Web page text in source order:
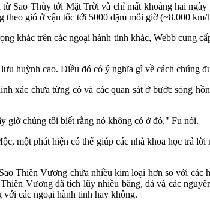
Sao Thủy tới Mặt Trời và chỉ mất khoảng hai
gió ở vận tốc tới 5000 dặm mỗi giờ (~8.000 km/
khác trên các ngoại hành tinh khác, Webb cung
huỳnh cao. Điều đó có ý nghĩa gì về cách chúng
xác chưa từng có và các quan sát ở bước sóng
giờ chúng tôi biết rằng nó không có ở đó," Fu nói.
một phát hiện có thể giúp các nhà khoa học trả
Thiên Vương chứa nhiều kim loại hơn so với
Vương đã tích lũy nhiều băng, đá và các
các ngoại hành tinh hay không.